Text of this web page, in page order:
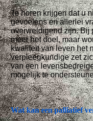
Te horen krijgen dat u
gevoelens en allerlei
overweldigend zijn. Bij
meer het doel, maar
kwaliteit van leven het
verpleegkundige zet
van een
mogelijk te
Wat kan een palliatief